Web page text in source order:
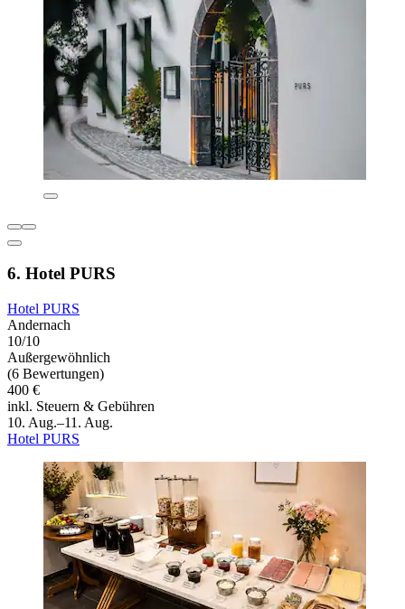
6. Hotel PURS
Hotel PURS
Andernach
10/10
Außergewöhnlich
(6 Bewertungen)
400 €
inkl. Steuern & Gebühren
10. Aug.–11. Aug.
Hotel PURS